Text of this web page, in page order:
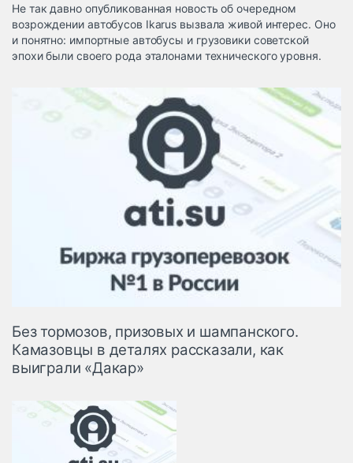
грузовые
терминалы
Коммерческий
транспорт
Автосервис,
запчасти, шины
Топливо, масла и
автохимия
Дзен
Не так давно опубликованная новость об очередном
возрождении автобусов Ikarus вызвала живой интерес. Оно
и понятно: импортные автобусы и грузовики советской
эпохи были своего рода эталонами технического уровня.
Без тормозов, призовых и шампанского.
Камазовцы в деталях рассказали, как
выиграли «Дакар»